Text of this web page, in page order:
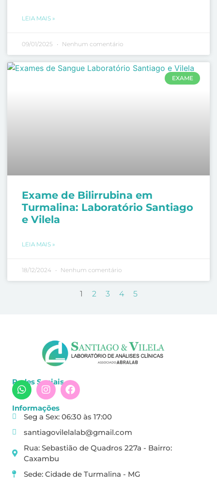
LEIA MAIS »
09/01/2025 Nenhum comentário
EXAME
Exame de Bilirrubina em
Turmalina: Laboratório Santiago
e Vilela
LEIA MAIS »
18/12/2024 Nenhum comentário
1 2 3 4 5
Redes Sociais
Informações
Seg a Sex: 06:30 às 17:00
santiagovilelalab@gmail.com
Rua: Sebastião de Quadros 227a - Bairro:
Caxambu
Sede: Cidade de Turmalina - MG